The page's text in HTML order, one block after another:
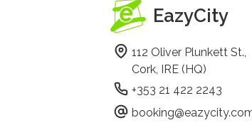
EazyCity
112 Oliver Plunkett St.,
Cork, IRE (HQ)
+353 21 422 2243